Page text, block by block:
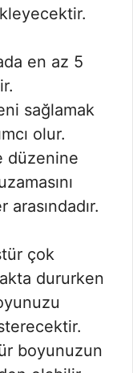
en az 5
sağlamak
olur.
düzenine
çok
dururken
boyunuzun